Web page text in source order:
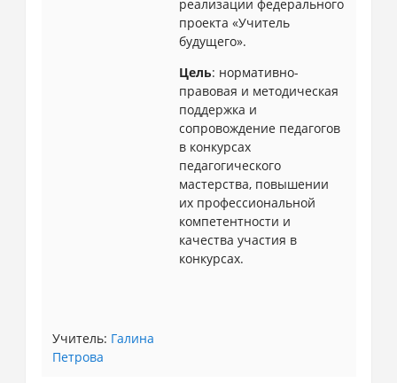
реализации федерального
проекта «Учитель
будущего».
Цель: нормативно-
правовая и методическая
поддержка и
сопровождение педагогов
в конкурсах
педагогического
мастерства, повышении
их профессиональной
компетентности и
качества участия в
конкурсах.
Учитель: Галина
Петрова